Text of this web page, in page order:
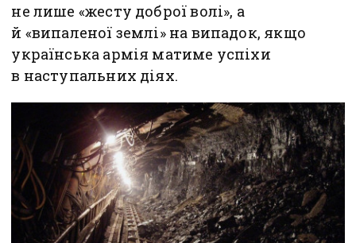
не лише «жесту доброї волі», а
й «випаленої землі» на випадок, якщо
українська армія матиме успіхи
в наступальних діях.